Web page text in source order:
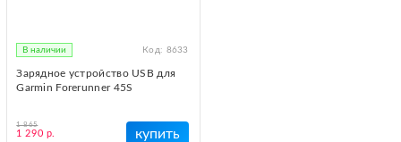
В наличии Код: 8633
Зарядное устройство USB для
Garmin Forerunner 45S
1 865
1 290 р. купить